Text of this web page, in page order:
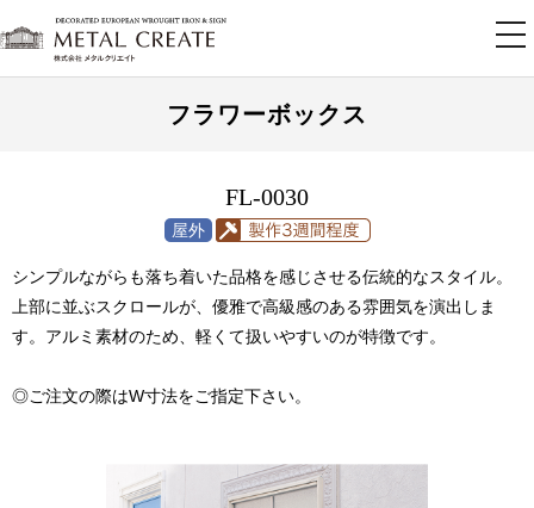
フラワーボックス
FL-0030
シンプルながらも落ち着いた品格を感じさせる伝統的なスタイル。
上部に並ぶスクロールが、優雅で高級感のある雰囲気を演出しま
す。アルミ素材のため、軽くて扱いやすいのが特徴です。
◎ご注文の際はW寸法をご指定下さい。